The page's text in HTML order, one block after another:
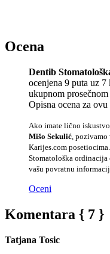
Ocena
Dentib
ocenjena 9 puta uz 7
ukupnom
Opisna ocena za
Ako imate lično iskustvo
Mišo Sekulić ,
Karijes.com
Stomatološka
vašu povratnu
Oceni
Komentara { 7 }
Tatjana Tosic